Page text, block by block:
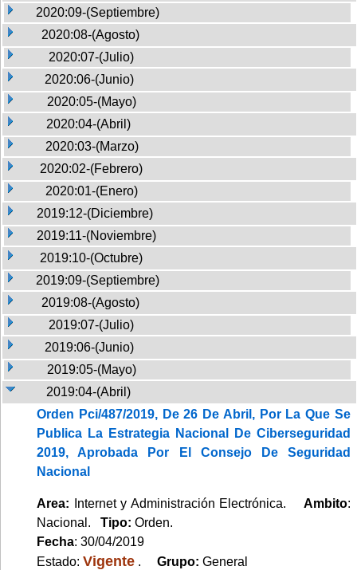
2020:09-(Septiembre)
2020:08-(Agosto)
2020:07-(Julio)
2020:06-(Junio)
2020:05-(Mayo)
2020:04-(Abril)
2020:03-(Marzo)
2020:02-(Febrero)
2020:01-(Enero)
2019:12-(Diciembre)
2019:11-(Noviembre)
2019:10-(Octubre)
2019:09-(Septiembre)
2019:08-(Agosto)
2019:07-(Julio)
2019:06-(Junio)
2019:05-(Mayo)
2019:04-(Abril)
Orden Pci/487/2019, De 26 De Abril, Por La Que Se
Publica La Estrategia Nacional De Ciberseguridad
2019, Aprobada Por El Consejo De Seguridad
Nacional
Area: Internet y Administración Electrónica. Ambito:
Nacional. Tipo: Orden.
Fecha: 30/04/2019
Estado: Vigente . Grupo: General